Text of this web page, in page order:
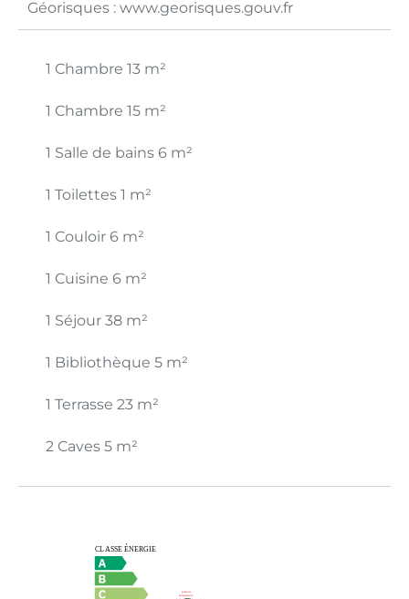
Géorisques : www.georisques.gouv.fr
1 Chambre 13 m²
1 Chambre 15 m²
1 Salle de bains 6 m²
1 Toilettes 1 m²
1 Couloir 6 m²
1 Cuisine 6 m²
1 Séjour 38 m²
1 Bibliothèque 5 m²
1 Terrasse 23 m²
2 Caves 5 m²